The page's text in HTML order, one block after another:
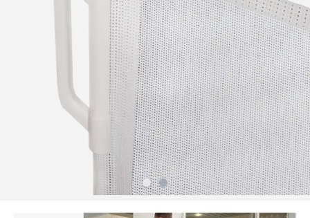
Slide1
Slide2